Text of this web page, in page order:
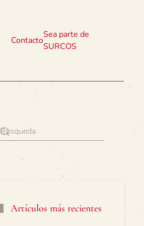
Contacto
Sea parte de
SURCOS
Artículos más recientes